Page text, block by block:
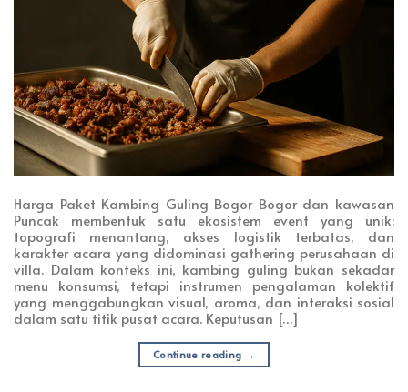
Harga Paket Kambing Guling Bogor Bogor dan kawasan
Puncak membentuk satu ekosistem event yang unik:
topografi menantang, akses logistik terbatas, dan
karakter acara yang didominasi gathering perusahaan di
villa. Dalam konteks ini, kambing guling bukan sekadar
menu konsumsi, tetapi instrumen pengalaman kolektif
yang menggabungkan visual, aroma, dan interaksi sosial
dalam satu titik pusat acara. Keputusan […]
Continue reading →